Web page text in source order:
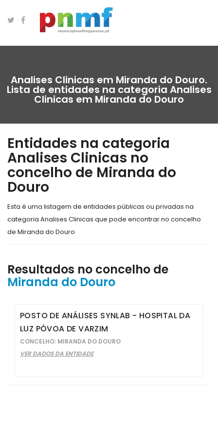
Analises Clinicas em Miranda do Douro.
Lista de entidades na categoria Analises
Clinicas em Miranda do Douro
Entidades na categoria
Analises Clinicas no
concelho de Miranda do
Douro
Esta é uma listagem de entidades públicas ou privadas na
categoria Analises Clinicas que pode encontrar no concelho
de Miranda do Douro
Resultados no concelho de
Miranda do Douro
POSTO DE ANÁLISES SYNLAB - HOSPITAL DA
LUZ PÓVOA DE VARZIM
CONCELHO: MIRANDA DO DOURO
VER DADOS DA ENTIDADE